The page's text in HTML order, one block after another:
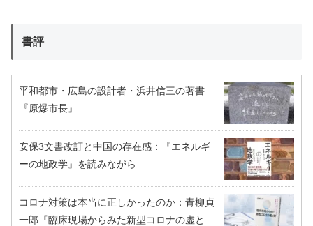
書評
平和都市・広島の設計者・浜井信三の著書
『原爆市長』
安保3文書改訂と中国の存在感：『エネルギ
ーの地政学』を読みながら
コロナ対策は本当に正しかったのか：青柳貞
一郎『臨床現場からみた新型コロナの虚と